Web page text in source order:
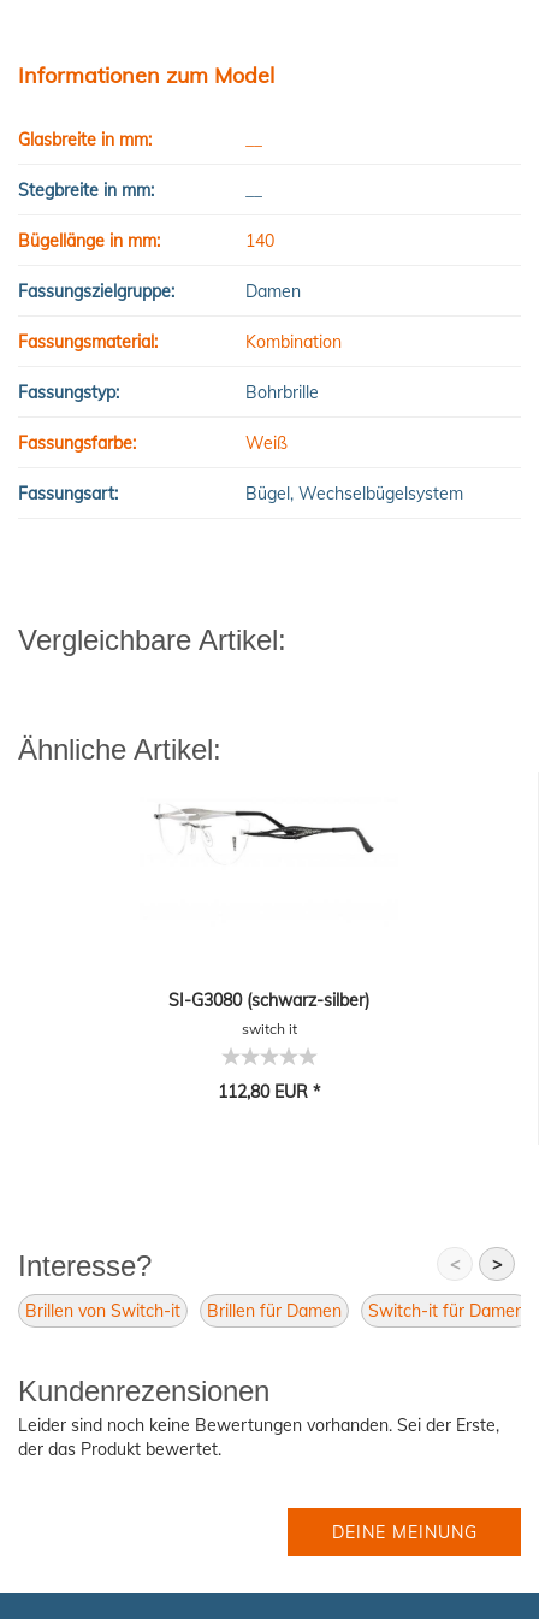
Informationen zum Model
Glasbreite in mm:
Stegbreite in mm:
Bügellänge in mm: 140
Fassungszielgruppe: Damen
Fassungsmaterial: Kombination
Fassungstyp: Bohrbrille
Fassungsfarbe: Weiß
Fassungsart: Bügel, Wechselbügelsystem
Vergleichbare Artikel:
Ähnliche Artikel:
SI-G3080 (schwarz-silber)
switch it
112,80 EUR *
Interesse? < >
Brillen von Switch-it Brillen für Damen Switch-it für Damen
Kundenrezensionen
Leider sind noch keine Bewertungen vorhanden. Sei der Erste,
der das Produkt bewertet.
DEINE MEINUNG